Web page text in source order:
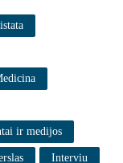
ir medijos
Interviu